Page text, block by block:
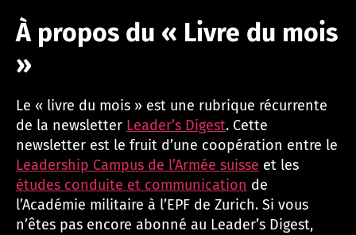
À propos du « Livre du mois
»
Le « livre du mois » est une rubrique récurrente
de la newsletter Leader’s Digest. Cette
newsletter est le fruit d’une coopération entre le
Leadership Campus de l’Armée suisse et les
études conduite et communication de
l’Académie militaire à l’EPF de Zurich. Si vous
n’êtes pas encore abonné au Leader’s Digest,